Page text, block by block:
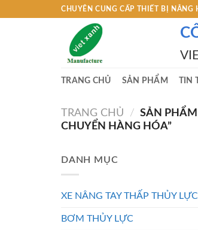
CHUYÊN CUNG CẤP THIẾT BỊ NÂNG
TRANG CHỦ SẢN PHẨM TIN
TRANG CHỦ / SẢN
CHUYỂN HÀNG HÓA”
DANH MỤC
XE NÂNG TAY THẤP THỦY LỰC
BƠM THỦY LỰC